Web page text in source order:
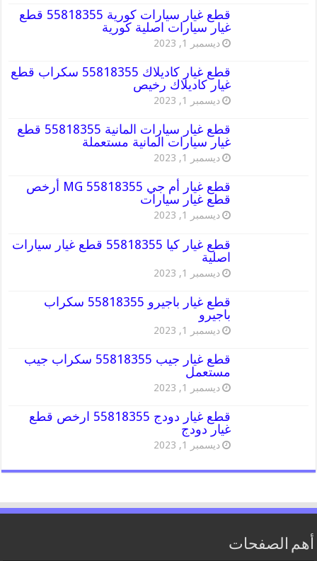
قطع غيار سيارات كورية 55818355 قطع
غيار سيارات اصلية كورية
ديسمبر 1, 2023
قطع غيار كاديلاك 55818355 سكراب قطع
غيار كاديلاك رخيص
ديسمبر 1, 2023
قطع غيار سيارات المانية 55818355 قطع
غيار سيارات المانية مستعملة
ديسمبر 1, 2023
قطع غيار أم جي MG 55818355 أرخص
قطع غيار سيارات
ديسمبر 1, 2023
قطع غيار كيا 55818355 قطع غيار سيارات
اصلية
ديسمبر 1, 2023
قطع غيار باجيرو 55818355 سكراب
باجيرو
ديسمبر 1, 2023
قطع غيار جيب 55818355 سكراب جيب
مستعمل
ديسمبر 1, 2023
قطع غيار دودج 55818355 ارخص قطع
غيار دودج
ديسمبر 1, 2023
أهم الصفحات